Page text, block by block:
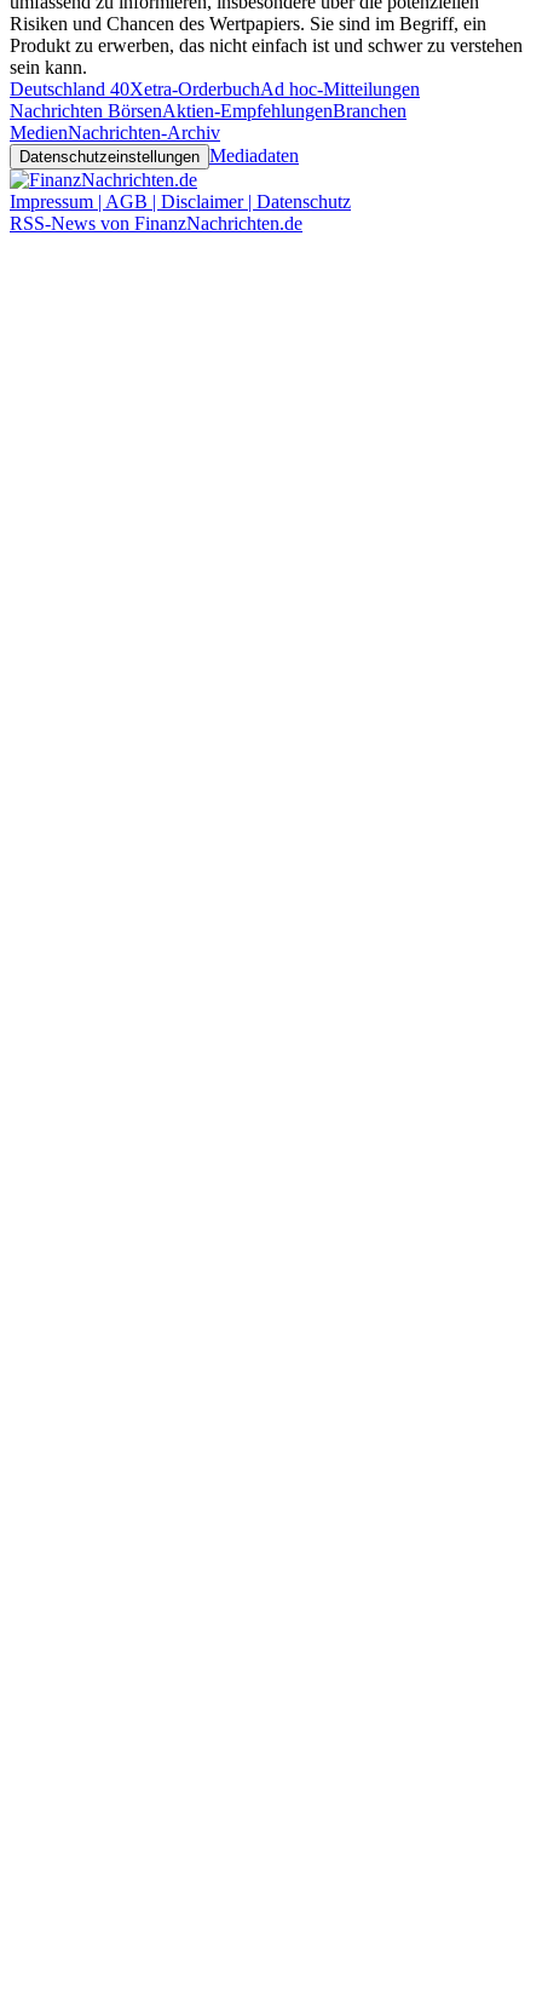
Risiken und Chancen des Wertpapiers. Sie sind im Begriff, ein
Produkt zu erwerben, das nicht einfach ist und schwer zu verstehen
sein kann.
Deutschland 40Xetra-OrderbuchAd hoc-Mitteilungen
Nachrichten BörsenAktien-EmpfehlungenBranchen
MedienNachrichten-Archiv
Datenschutzeinstellungen Mediadaten
Impressum | AGB | Disclaimer | Datenschutz
RSS-News von FinanzNachrichten.de